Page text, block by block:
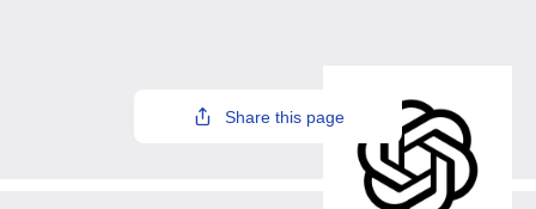
Share this page